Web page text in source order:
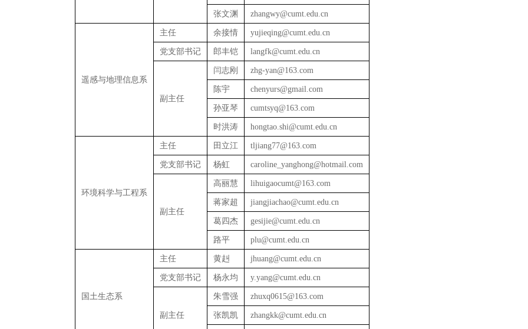
张文渊 zhangwy@cumt.edu.cn
遥感与地理信息系
主任 余接情 yujieqing@cumt.edu.cn
党支部书记 郎丰铠 langfk@cumt.edu.cn
副主任
闫志刚 zhg-yan@163.com
陈宇 chenyurs@gmail.com
孙亚琴 cumtsyq@163.com
时洪涛 hongtao.shi@cumt.edu.cn
环境科学与工程系
主任 田立江 tljiang77@163.com
党支部书记 杨虹 caroline_yanghong@hotmail.com
副主任
高丽慧 lihuigaocumt@163.com
蒋家超 jiangjiachao@cumt.edu.cn
葛四杰 gesijie@cumt.edu.cn
路平 plu@cumt.edu.cn
国土生态系
主任 黄赳 jhuang@cumt.edu.cn
党支部书记 杨永均 y.yang@cumt.edu.cn
副主任
朱雪强 zhuxq0615@163.com
张凯凯 zhangkk@cumt.edu.cn